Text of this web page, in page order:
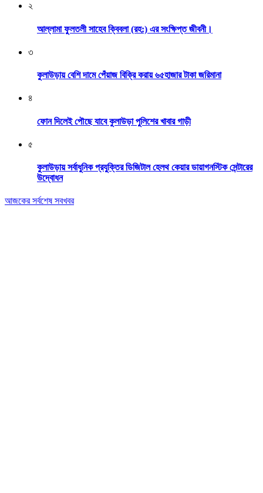
২
আল্লামা ফুলতলী সাহেব ক্বিবলা (রহ:) এর সংক্ষিপ্ত জীবনী।
৩
কুলাউড়ায় বেশি দামে পেঁয়াজ বিক্রি করায় ৬৫হাজার টাকা জরিমানা
৪
ফোন দিলেই পৌছে যাবে কুলাউড়া পুলিশের খাবার গাড়ী
৫
কুলাউড়ায় সর্বাধুনিক প্রযুক্তির ডিজিটাল হেলথ কেয়ার ডায়াগনস্টিক সেন্টারের
উদ্বোধন
আজকের সর্বশেষ সবখবর